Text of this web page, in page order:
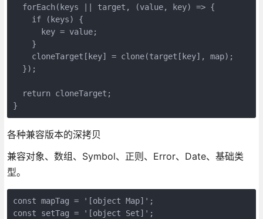
  forEach(keys || target, (value, key) => {
    if (keys) {
      key = value;
    }
    cloneTarget[key] = clone(target[key], map);
  });
  return cloneTarget;
各种兼容版本的深拷贝
兼容对象、数组、Symbol、正则、Error、Date、基础类
型。
const mapTag = '[object Map]';
const setTag = '[object Set]';